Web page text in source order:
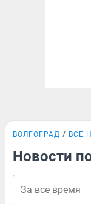
ВОЛГОГРАД ВСЕ
Новости